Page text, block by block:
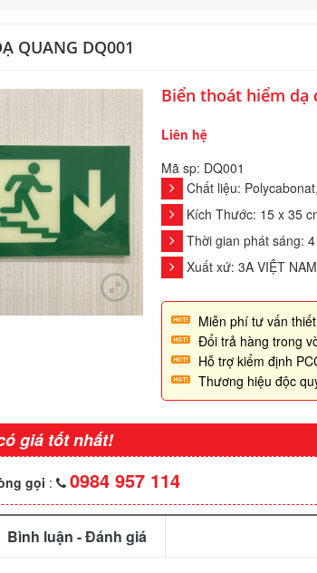
QUANG DQ001
Biển thoát hiểm dạ
Liên hệ
Mã sp: DQ001
Chất liệu:
Kích Thước: 15 x 35
Thời gian phát sáng:
Xuất xứ: 3A VIỆT NAM
Miễn phí tư vấn
Đổi trả hàng trong
Hỗ trợ kiểm định
Thương hiệu độc
giá tốt nhất!
gọi : 0984 957 114
Bình luận - Đánh giá